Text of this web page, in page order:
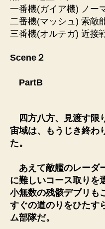
一番機(ガイア機) ノー
二番機(マッシュ) 索敵
三番機(オルテガ) 近接
Scene２
PartB
四方八方、見渡す限
宙域は、もうじき終わ
た。
あえて敵艦のレーダ
に難しいコース取りを
小無数の残骸デブリも
すぐの道のりをひたす
ム部隊だ。